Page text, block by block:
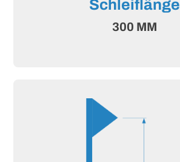
Schleiflänge
300 MM